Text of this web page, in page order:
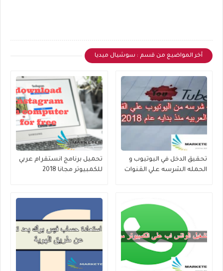
أخر المواضيع من قسم : سوشيال ميديا
تحقيق الدخل في اليوتيوب و
الحمله الشرسه علي القنوات
تحميل برنامج انستقرام عربي
للكمبيوتر مجانا 2018